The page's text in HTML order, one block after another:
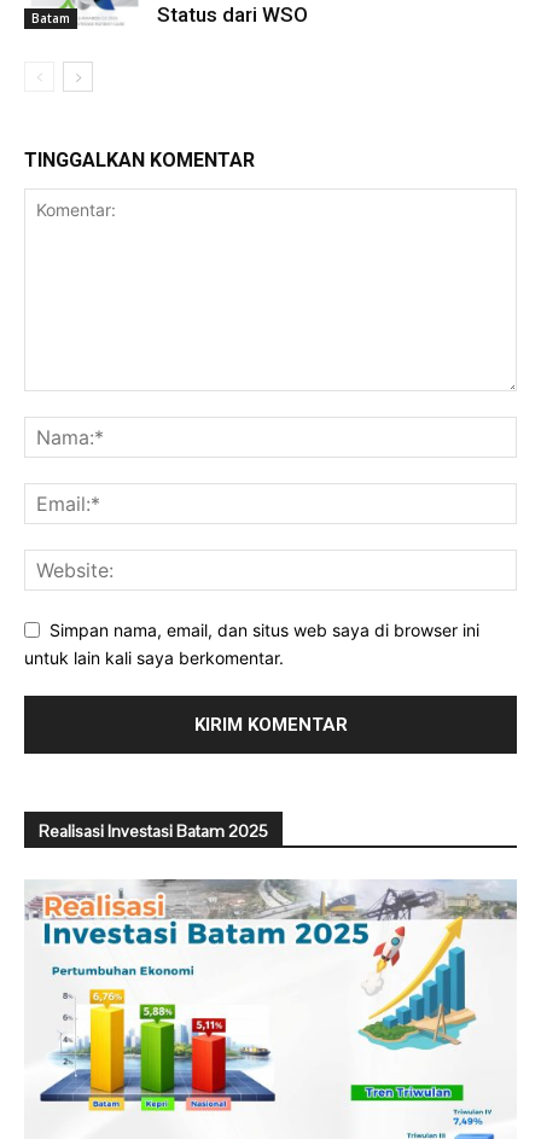
Batam
Status dari WSO
TINGGALKAN KOMENTAR
Simpan nama, email, dan situs web saya di browser ini
untuk lain kali saya berkomentar.
Realisasi Investasi Batam 2025